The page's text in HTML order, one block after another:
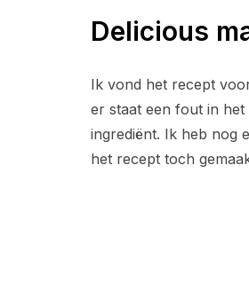
Delicious
Ik vond het recept
er staat een fout in
ingrediënt. Ik heb nog
het recept toch